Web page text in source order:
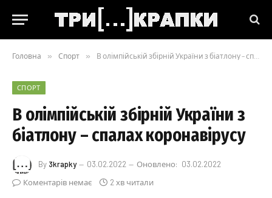
Головна » Спорт » В олімпійській збірній України з біатлону – спалах коронавірусу
СПОРТ
В олімпійській збірній України з
біатлону – спалах коронавірусу
By 3krapky 03.02.2022 Оновлено: 03.02.2022
Коментарів немає
2 хв читали